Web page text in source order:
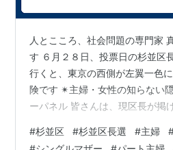
人とこころ、社会問題の専門家
す ６月２８日、投票日の杉並区
行くと、東京の西側が左翼一色
険です ✴︎主婦・女性の知らない
ーパネル 皆さんは、現区長が掲
ルは、リサイクル処理できる範
#杉並区 #杉並区長選 #主婦